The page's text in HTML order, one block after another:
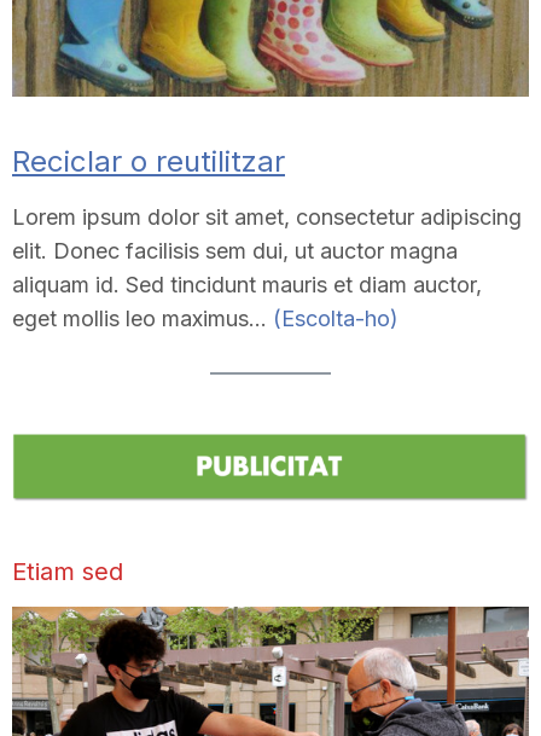
Reciclar o reutilitzar
Lorem ipsum dolor sit amet, consectetur adipiscing
elit. Donec facilisis sem dui, ut auctor magna
aliquam id. Sed tincidunt mauris et diam auctor,
eget mollis leo maximus… (Escolta-ho)
Etiam sed